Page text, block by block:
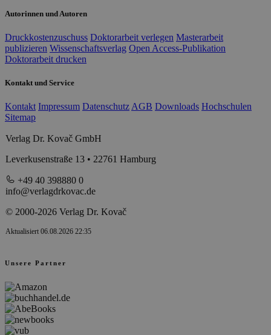
Autorinnen und Autoren
Druckkostenzuschuss Doktorarbeit verlegen Masterarbeit
publizieren Wissenschaftsverlag Open Access-Publikation
Doktorarbeit drucken
Kontakt und Service
Kontakt Impressum Datenschutz AGB Downloads Hochschulen
Sitemap
Verlag Dr. Kovač GmbH
Leverkusenstraße 13 • 22761 Hamburg
+49 40 398880 0
info@verlagdrkovac.de
© 2000-2026 Verlag Dr. Kovač
Aktualisiert 06.08.2026 22:35
Unsere Partner